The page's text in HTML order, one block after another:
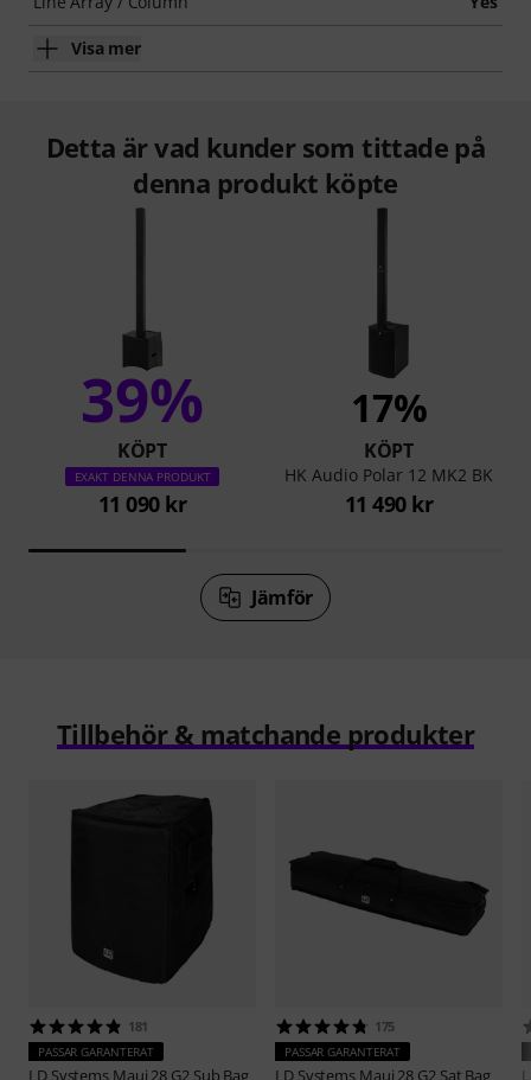
Visa mer
Detta är vad kunder som tittade på
denna produkt köpte
39%
KÖPT
EXAKT DENNA PRODUKT
11 090 kr
17%
KÖPT
HK Audio Polar 12 MK2 BK
11 490 kr
Jämför
Tillbehör & matchande produkter
181
PASSAR GARANTERAT
LD Systems Maui 28 G2 Sub Bag
175
PASSAR GARANTERAT
LD Systems Maui 28 G2 Sat Bag